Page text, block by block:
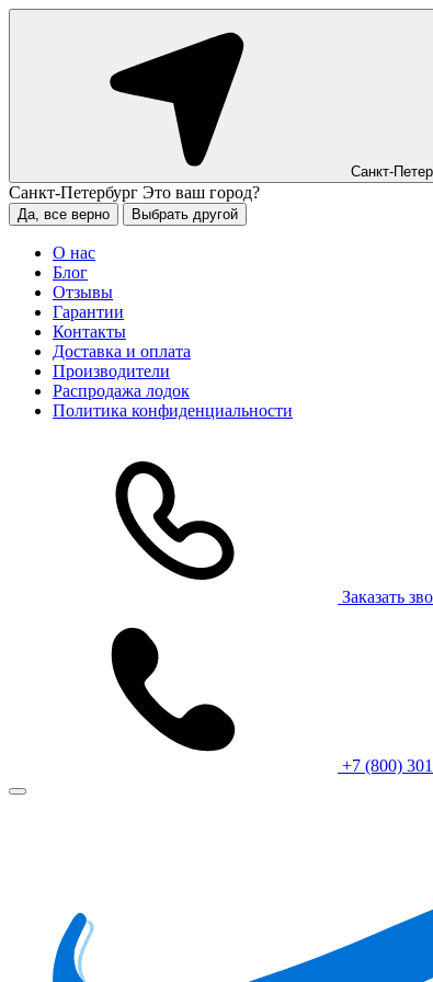
Санкт-
Санкт-Петербург Это ваш город?
Да, все верно Выбрать другой
О нас
Блог
Отзывы
Гарантии
Контакты
Доставка и оплата
Производители
Распродажа лодок
Политика конфиденциальности
Заказать
+7 (800)